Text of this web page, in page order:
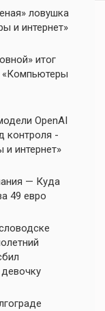
ловушка
и интернет»
итог
«Компьютеры
OpenAI
контроля -
интернет»
— Куда
49 евро